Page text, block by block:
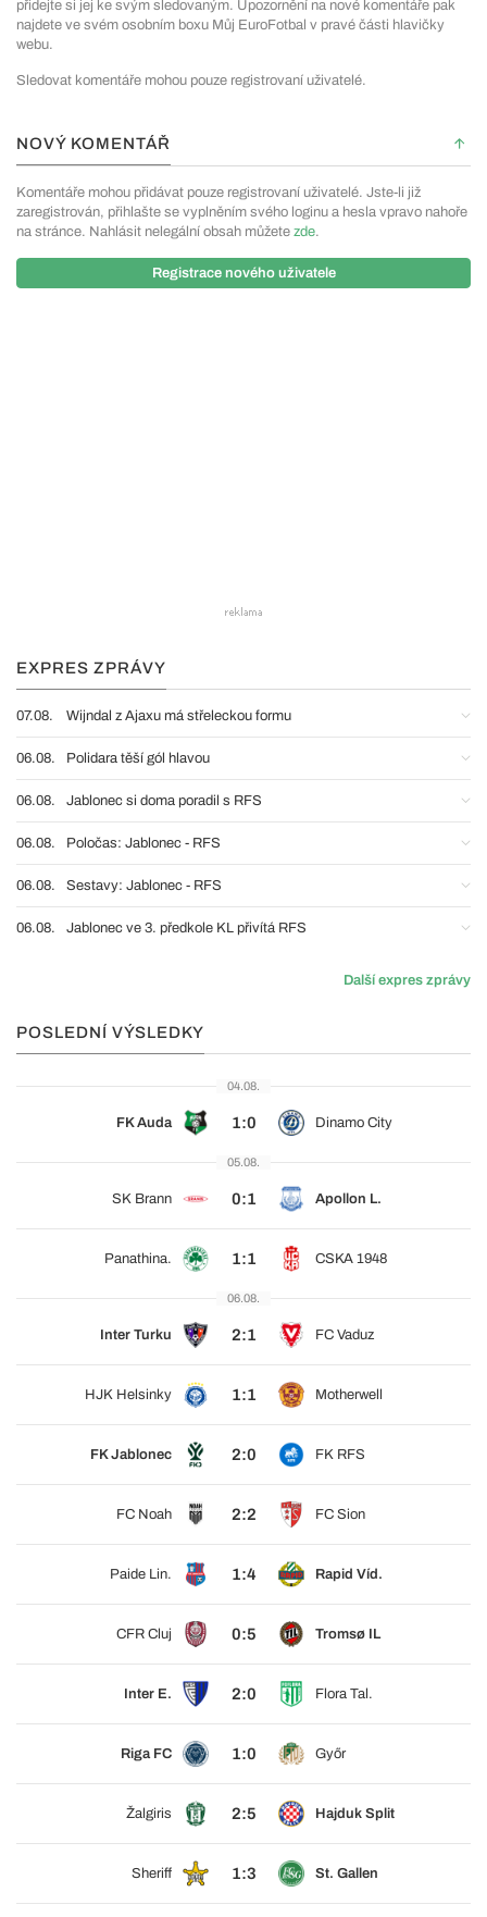
přidejte si jej ke svým sledovaným. Upozornění na nové komentáře pak
najdete ve svém osobním boxu Můj EuroFotbal v pravé části hlavičky
webu.
Sledovat komentáře mohou pouze registrovaní uživatelé.
NOVÝ KOMENTÁŘ
Komentáře mohou přidávat pouze registrovaní uživatelé. Jste-li již
zaregistrován, přihlašte se vyplněním svého loginu a hesla vpravo nahoře
na stránce. Nahlásit nelegální obsah můžete zde.
Registrace nového uživatele
EXPRES ZPRÁVY
07.08. Wijndal z Ajaxu má střeleckou formu
06.08. Polidara těší gól hlavou
06.08. Jablonec si doma poradil s RFS
06.08. Poločas: Jablonec - RFS
06.08. Sestavy: Jablonec - RFS
06.08. Jablonec ve 3. předkole KL přivítá RFS
Další expres zprávy
POSLEDNÍ VÝSLEDKY
04.08.
FK Auda 1:0 Dinamo City
05.08.
SK Brann 0:1 Apollon L.
Panathina. 1:1 CSKA 1948
06.08.
Inter Turku 2:1 FC Vaduz
HJK Helsinky 1:1 Motherwell
FK Jablonec 2:0 FK RFS
FC Noah 2:2 FC Sion
Paide Lin. 1:4 Rapid Víd.
CFR Cluj 0:5 Tromsø IL
Inter E. 2:0 Flora Tal.
Riga FC 1:0 Győr
Žalgiris 2:5 Hajduk Split
Sheriff 1:3 St. Gallen